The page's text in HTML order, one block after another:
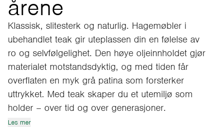
årene
Klassisk, slitesterk og naturlig. Hagemøbler i
ubehandlet teak gir uteplassen din en følelse av
ro og selvfølgelighet. Den høye oljeinnholdet gjør
materialet motstandsdyktig, og med tiden får
overflaten en myk grå patina som forsterker
uttrykket. Med teak skaper du et utemiljø som
holder – over tid og over generasjoner.
Les mer